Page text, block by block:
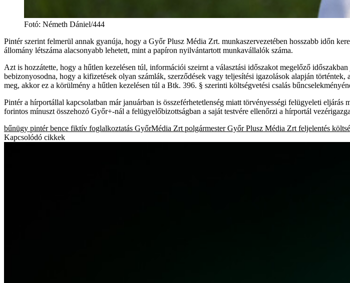
Fotó: Németh Dániel/444
Pintér szerint felmerül annak gyanúja, hogy a Győr Plusz Média Zrt. munkaszervezetében hosszabb időn
állomány létszáma alacsonyabb lehetett, mint a papíron nyilvántartott munkavállalók száma.
Azt is hozzátette, hogy a hűtlen kezelésen túl, információi szeirnt a választási időszakot megelőző
bebizonyosodna, hogy a kifizetések olyan számlák, szerződések vagy teljesítési igazolások alapján
meg, akkor ez a körülmény a hűtlen kezelésen túl a Btk. 396. § szerinti költségvetési csalás
Pintér a hírportállal kapcsolatban már januárban is összeférhetetlenség miatt törvényességi felügyeleti eljárás
forintos mínuszt összehozó Győr+-nál a felügyelőbizottságban a saját testvére ellenőrzi a hírportál
bűnügy pintér bence fiktív foglalkoztatás GyőrMédia Zrt polgármester Győr Plusz Média Zrt feljelentés
Kapcsolódó cikkek